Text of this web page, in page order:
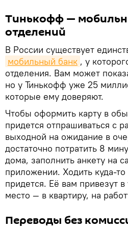
Тинькофф —
отделений
В России существует
мобильный банк , у
отделения. Вам может
но у Тинькофф уже 25
которые ему доверяют.
Чтобы оформить карту в
придется отпрашиваться с
выходной на ожидание в
достаточно потратить 8
дома, заполнить анкету на
приложении. Ходить куда-
придется. Её вам привезут
место — в квартиру, на
Переводы без